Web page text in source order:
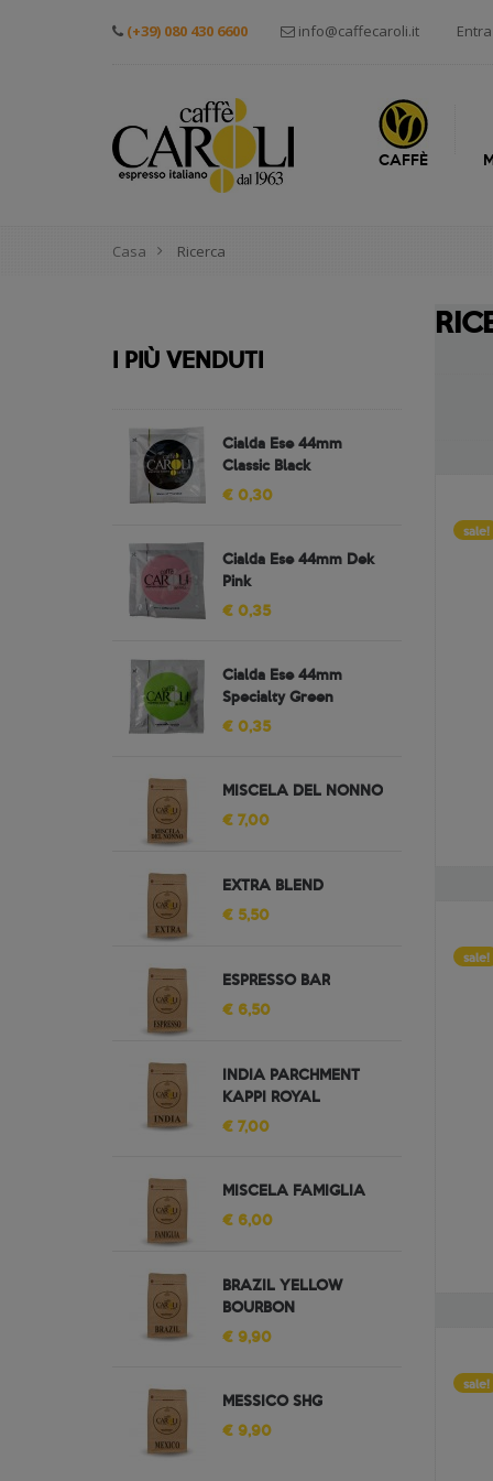
(+39) 080 430 6600 info@caffecaroli.it Entra
CAFFÈ
Casa Ricerca
I PIÙ VENDUTI
Cialda Ese 44mm
Classic Black
€ 0,30
Cialda Ese 44mm Dek
Pink
€ 0,35
Cialda Ese 44mm
Specialty Green
€ 0,35
MISCELA DEL NONNO
€ 7,00
EXTRA BLEND
€ 5,50
ESPRESSO BAR
€ 6,50
INDIA PARCHMENT
KAPPI ROYAL
€ 7,00
MISCELA FAMIGLIA
€ 6,00
BRAZIL YELLOW
BOURBON
€ 9,90
MESSICO SHG
€ 9,90
sale!
sale!
sale!